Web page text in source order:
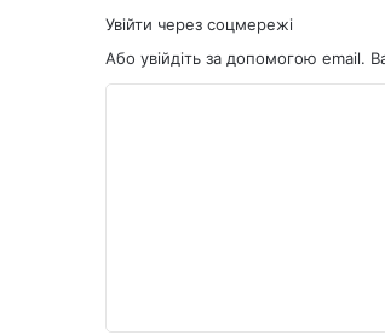
Увійти через соцмережі
Або увійдіть за допомогою email.